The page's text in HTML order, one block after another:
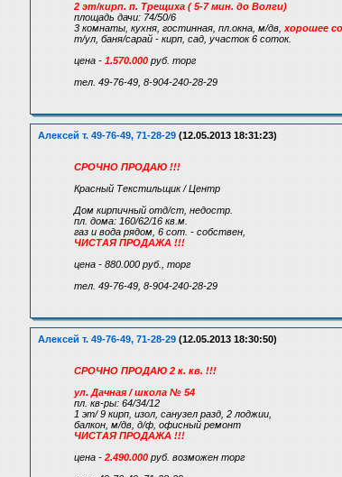
2 эт/кирп. п. Трещиха ( 5-7 мин. до Волги)
площадь дачи: 74/50/6
3 комнаты, кухня, гостинная, пл.окна, м/дв, хорошее
т/ул, баня/сарай - кирп, сад, участок 6 соток.
цена - 1.570.000 руб. торг
тел. 49-76-49, 8-904-240-28-29
Алексей т. 49-76-49, 71-28-29 (12.05.2013 18:31:23)
СРОЧНО ПРОДАЮ !!!
Красный Текстильщик / Центр
Дом кирпичный отд/ст, недостр.
пл. дома: 160/62/16 кв.м.
газ и вода рядом, 6 сот. - собствен,
ЧИСТАЯ ПРОДАЖА !!!
цена - 880.000 руб., торг
тел. 49-76-49, 8-904-240-28-29
Алексей т. 49-76-49, 71-28-29 (12.05.2013 18:30:50)
СРОЧНО ПРОДАЮ 2 к. кв. !!!
ул. Дачная / школа № 54
пл. кв-ры: 64/34/12
1 эт/ 9 кирп, изол, санузел разд, 2 лоджии,
балкон, м/дв, д/ф, офисный ремонт
ЧИСТАЯ ПРОДАЖА !!!
цена - 2.490.000 руб. возможен торг